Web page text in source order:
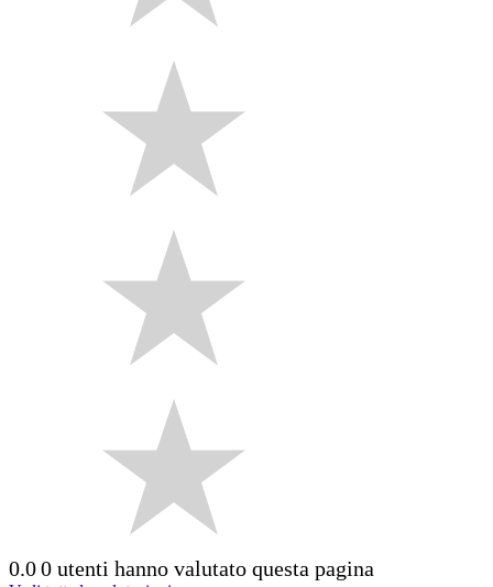
0.00 utenti hanno valutato questa pagina